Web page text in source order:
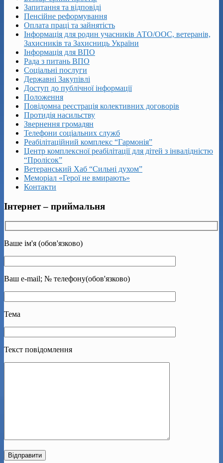
Запитання та відповіді
Пенсійне реформування
Оплата праці та зайнятість
Інформація для родин учасників АТО/ООС, ветеранів,
Захисників та Захисниць України
Інформація для ВПО
Рада з питань ВПО
Соціальні послуги
Державні Закупівлі
Доступ до публічної інформації
Положення
Повідомна реєстрація колективних договорів
Протидія насильству
Звернення громадян
Телефони соціальних служб
Реабілітаційний комплекс “Гармонія”
Центр комплексної реабілітації для дітей з інвалідністю
“Пролісок”
Ветеранський Хаб “Сильні духом”
Меморіал «Герої не вмирають»
Контакти
Інтернет – приймальня
Ваше ім'я (обов'язково)
Ваш e-mail; № телефону(обов'язково)
Тема
Текст повідомлення